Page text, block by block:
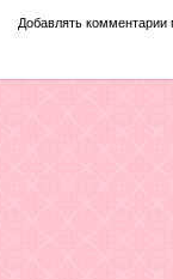
Добавлять комментарии